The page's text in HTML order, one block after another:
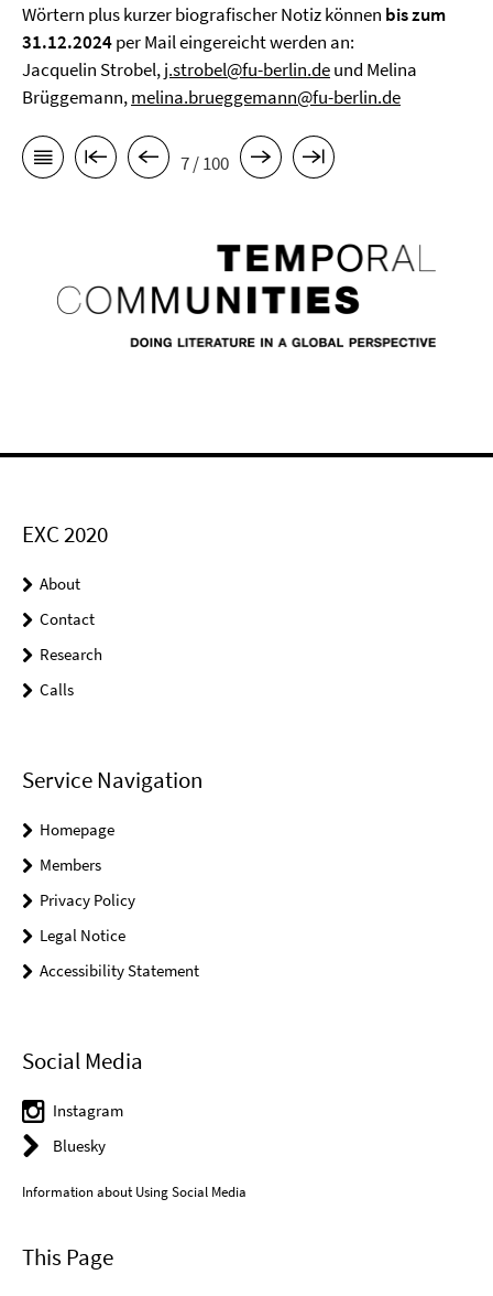
Wörtern plus kurzer biografischer Notiz können bis zum
31.12.2024per Mail eingereicht werden an:
Jacquelin Strobel,j.strobel@fu-berlin.deund Melina
Brüggemann,melina.brueggemann@fu-berlin.de
7 / 100
EXC 2020
About
Contact
Research
Calls
Service Navigation
Homepage
Members
Privacy Policy
Legal Notice
Accessibility Statement
Social Media
Instagram
Bluesky
Information about Using Social Media
This Page